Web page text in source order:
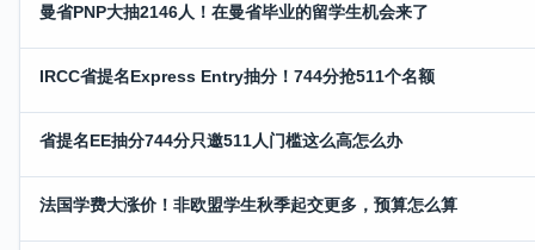
曼省PNP大抽2146人！在曼省毕业的留学生机会来了
IRCC省提名Express Entry抽分！744分抢511个名额
省提名EE抽分744分只邀511人门槛这么高怎么办
法国学费大涨价！非欧盟学生秋季起交更多，预算怎么算